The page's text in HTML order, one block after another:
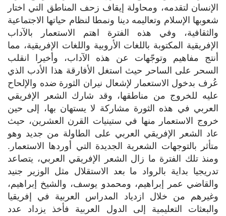
الإنسان لتقدمه، ومحاولة إيقاف زحف المناطق التي اختار
شعوبها الإسلام وتعاليمه دينا ونمطا لنظام حياتها الاجتماعية
والثقافية، وفي هذه الفترة اهتم الاستعمار بالآداب
الإفريقية المكتوبة باللغات الأروبية واللغات الإفريقية، مما
أنتج مفاهيم وتوجّهات عن هذه الآداب، وأخيرا انقلب
السحر على الساحر حيث استغل الأفارقة هذا الأدب الذي
عُرف بدخول الاستعمار لإشعال نيران الثورة ضده والإلحاح
عليه للخروج من مناطقها، وقد شارك الشعر الإفريقي
العربي في هذه الثورة مشاركة لا يستهان بها، إلى حين
خروج الاستعمار منها في ستينيات القرن العشرين، حيث
عاد الشعر الإفريقي العربي على الطاولة من جديد وهو
متأثر بالتوجهات الشعرية الجديدة التي أوردها الاستعمار.
ومنذ تلك الفترة ما زال الشعر الإفريقي العربي، يتصاعد
تدريجيا بداية بالرواد ما بعد الاستقلال مثل الوزير جنيد
والقاضي عمر إبراهيم، ومحمدو يوسف، والشيخ إبراهيم،
وغيرهم من خلال ازدياد المدراس العربية في إفريقيا
والبعثات التعليمية إلى الدول العربية فأخذ يزداد عدد